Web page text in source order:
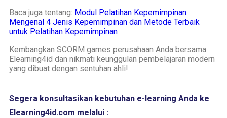
Baca juga tentang: Modul Pelatihan Kepemimpinan:
Mengenal 4 Jenis Kepemimpinan dan Metode Terbaik
untuk Pelatihan Kepemimpinan
Kembangkan SCORM games perusahaan Anda bersama
Elearning4id dan nikmati keunggulan pembelajaran modern
yang dibuat dengan sentuhan ahli!
Segera konsultasikan kebutuhan e-learning Anda ke
Elearning4id.com melalui :